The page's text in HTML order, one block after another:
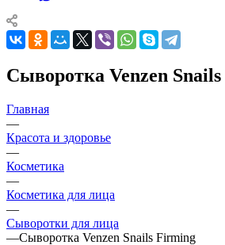
Сыворотка Venzen
Главная
—
Красота и здоровье
—
Косметика
—
Косметика для лица
—
Сыворотки для лица
—Сыворотка Venzen Snails Firming